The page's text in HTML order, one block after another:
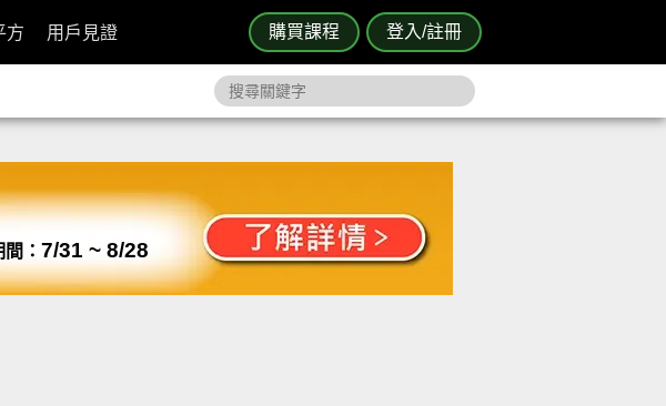
購買課程 登入/註冊
方 用戶見證
： 7/31 ~ 8/28